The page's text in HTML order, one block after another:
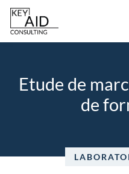
Aller
contenu
Etude de
de